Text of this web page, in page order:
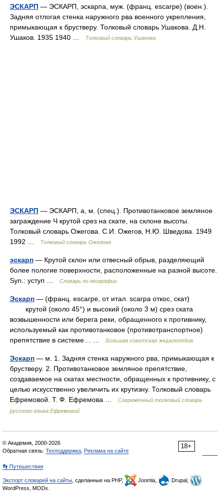
ЭСКАРП — ЭСКАРП, эскарпа, муж. (франц. escarpe) (воен.).
Задняя отлогая стенка наружного рва военного укрепления,
примыкающая к брустверу. Толковый словарь Ушакова. Д.Н.
Ушаков. 1935 1940 …
Толковый словарь Ушакова
ЭСКАРП — ЭСКАРП, а, м. (спец.). Противотанковое земляное
заграждение Ч крутой срез на скате, на склоне высоты.
Толковый словарь Ожегова. С.И. Ожегов, Н.Ю. Шведова. 1949
1992 …
Толковый словарь Ожегова
эскарп — Крутой склон или отвесный обрыв, разделяющий
более пологие поверхности, расположенные на разной высоте.
Syn.: уступ …
Словарь по географии
Эскарп — (франц. escarpe, от итал. scarpa откос, скат)
крутой (около 45°) и высокий (около 3 м) срез ската
возвышенности или берега реки, обращенного к противнику,
используемый как противотанковое (противотранспортное)
препятствие в системе… …
Большая советская энциклопедия
Эскарп — м. 1. Задняя стенка наружного рва, примыкающая к
брустверу. 2. Противотанковое земляное препятствие,
создаваемое на скатах местности, обращенных к противнику, с
целью искусственно увеличить их крутизну. Толковый словарь
Ефремовой. Т. Ф. Ефремова …
Современный толковый словарь
русского языка Ефремовой
18+
© Академик, 2000-2026
Обратная связь: Техподдержка Реклама на сайте
👣 Путешествия
Экспорт словарей на сайты , сделанные на PHP, Joomla,
Drupal,
WordPress, MODx.